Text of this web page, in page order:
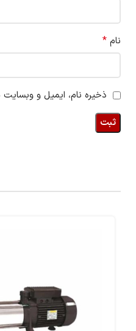
نام *
ذخیره نام، ایمیل و